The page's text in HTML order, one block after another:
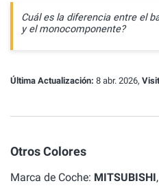
Cuál es la diferencia entre el
y el monocomponente?
Última Actualización: 8 abr. 2026,
Otros Colores
Marca de Coche: MITSUBISHI